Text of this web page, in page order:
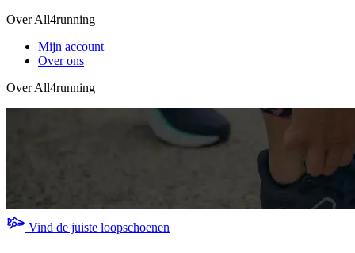
Over All4running
Mijn account
Over ons
Over All4running
Vind de juiste loopschoenen